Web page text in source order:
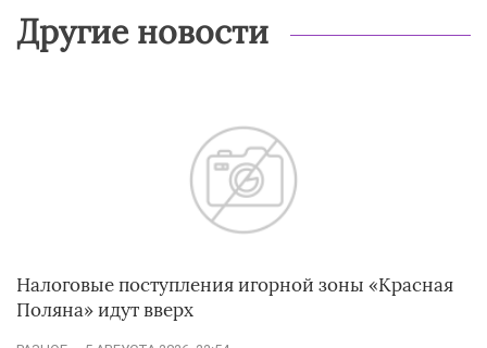
Другие новости
Налоговые поступления игорной зоны «Красная
Поляна» идут вверх